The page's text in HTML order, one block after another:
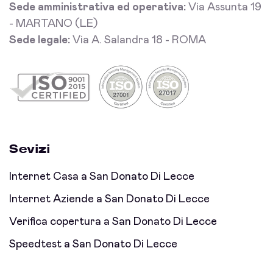
Sede amministrativa ed operativa: Via Assunta 19
- MARTANO (LE)
Sede legale: Via A. Salandra 18 - ROMA
Sevizi
Internet Casa a San Donato Di Lecce
Internet Aziende a San Donato Di Lecce
Verifica copertura a San Donato Di Lecce
Speedtest a San Donato Di Lecce